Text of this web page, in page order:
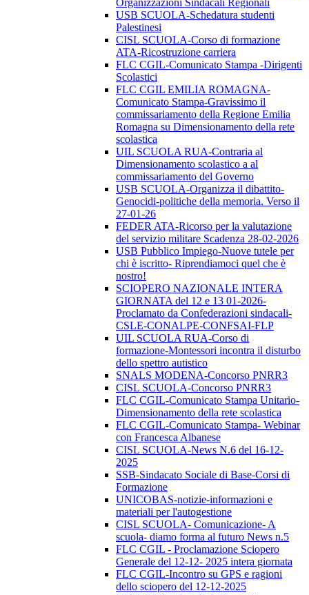
Organizzazioni Sindacali Regionali
USB SCUOLA-Schedatura studenti
Palestinesi
CISL SCUOLA-Corso di formazione
ATA-Ricostruzione carriera
FLC CGIL-Comunicato Stampa -Dirigenti
Scolastici
FLC CGIL EMILIA ROMAGNA-
Comunicato Stampa-Gravissimo il
commissariamento della Regione Emilia
Romagna su Dimensionamento della rete
scolastica
UIL SCUOLA RUA-Contraria al
Dimensionamento scolastico a al
commissariamento del Governo
USB SCUOLA-Organizza il dibattito-
Genocidi-politiche della memoria. Verso il
27-01-26
FEDER ATA-Ricorso per la valutazione
del servizio militare Scadenza 28-02-2026
USB Pubblico Impiego-Nuove tutele per
chi è iscritto- Riprendiamoci quel che è
nostro!
SCIOPERO NAZIONALE INTERA
GIORNATA del 12 e 13 01-2026-
Proclamato da Confederazioni sindacali-
CSLE-CONALPE-CONFSAI-FLP
UIL SCUOLA RUA-Corso di
formazione-Montessori incontra il disturbo
dello spettro autistico
SNALS MODENA-Concorso PNRR3
CISL SCUOLA-Concorso PNRR3
FLC CGIL-Comunicato Stampa Unitario-
Dimensionamento della rete scolastica
FLC CGIL-Comunicato Stampa- Webinar
con Francesca Albanese
CISL SCUOLA-News N.6 del 16-12-
2025
SSB-Sindacato Sociale di Base-Corsi di
Formazione
UNICOBAS-notizie-informazioni e
materiali per l'autogestione
CISL SCUOLA- Comunicazione- A
scuola- diamo forma al futuro News n.5
FLC CGIL - Proclamazione Sciopero
Generale del 12-12- 2025 intera giornata
FLC CGIL-Incontro su GPS e ragioni
dello sciopero del 12-12-2025